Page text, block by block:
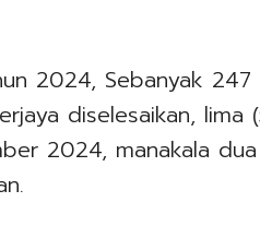
2024, Sebanyak
diselesaikan, lima
2024, manakala